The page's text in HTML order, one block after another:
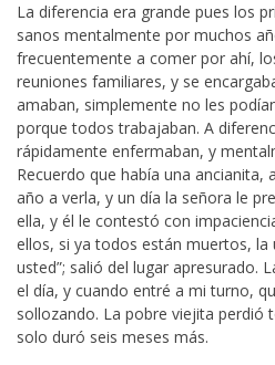
La diferencia era grande pues los
sanos mentalmente por muchos
frecuentemente a comer por ahí,
reuniones familiares, y se
amaban, simplemente no les
porque todos trabajaban. A
rápidamente enfermaban, y
Recuerdo que había una ancianita,
año a verla, y un día la señora le
ella, y él le contestó con
ellos, si ya todos están muertos, la
usted”; salió del lugar apresurado.
el día, y cuando entré a mi turno,
sollozando. La pobre viejita perdió
solo duró seis meses más.